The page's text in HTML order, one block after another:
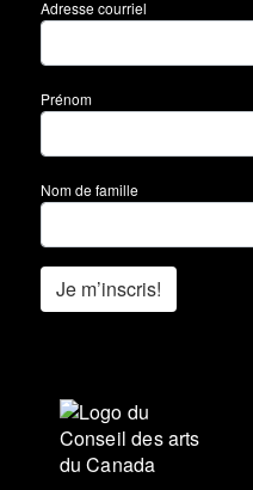
Adresse courriel
Prénom
Nom de famille
Je m’inscris!